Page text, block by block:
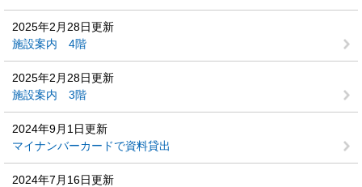
2025年2月28日更新
施設案内 4階
2025年2月28日更新
施設案内 3階
2024年9月1日更新
マイナンバーカードで資料貸出
2024年7月16日更新